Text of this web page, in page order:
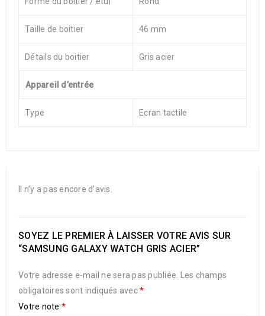
Taille de boitier 46 mm
Détails du boitier Gris acier
Appareil d’entrée
Type Ecran tactile
Il n’y a pas encore d’avis.
SOYEZ LE PREMIER À LAISSER VOTRE AVIS SUR
“SAMSUNG GALAXY WATCH GRIS ACIER”
Votre adresse e-mail ne sera pas publiée.
Les champs
obligatoires sont indiqués avec*
Votre note *